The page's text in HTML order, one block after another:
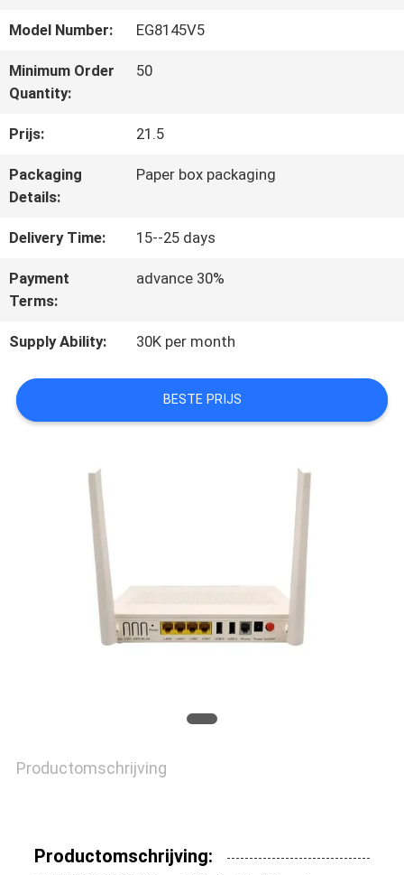
ONS
VERZOEK
OM
EEN
CITAAT
SITEMAP
PRIVACY
POLICY
Model Number: EG8145V5
Minimum Order
Quantity:
50
Prijs: 21.5
Packaging
Details:
Paper box packaging
Delivery Time: 15--25 days
Payment
Terms:
advance 30%
Supply Ability: 30K per month
BESTE PRIJS
Productomschrijving
Productomschrijving: